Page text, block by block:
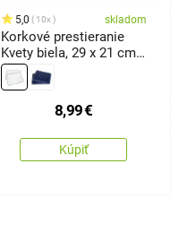
5,0 10x skladom
Korkové prestieranie
Kvety biela, 29 x 21 cm,
sada 2 ks
8,99€
Kúpiť